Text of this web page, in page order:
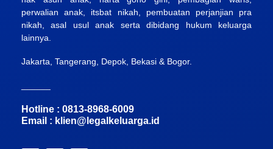
perwalian anak, itsbat nikah, pembuatan perjanjian pra
nikah, asal usul anak serta dibidang hukum keluarga
lainnya.
Jakarta, Tangerang, Depok, Bekasi & Bogor.
Hotline : 0813-8968-6009
Email : klien@legalkeluarga.id